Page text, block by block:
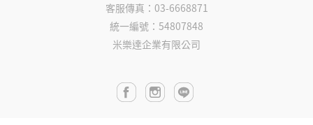
客服傳真：03-6668871
統一編號：54807848
米樂達企業有限公司